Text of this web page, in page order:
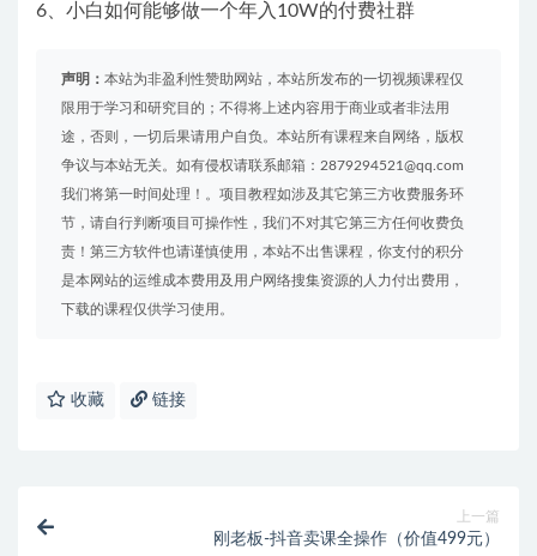
6、小白如何能够做一个年入10W的付费社群
声明： 本站为非盈利性赞助网站，本站所发布的一切视频课程仅
限用于学习和研究目的；不得将上述内容用于商业或者非法用
途，否则，一切后果请用户自负。本站所有课程来自网络，版权
争议与本站无关。如有侵权请联系邮箱：2879294521@qq.com
我们将第一时间处理！。项目教程如涉及其它第三方收费服务环
节，请自行判断项目可操作性，我们不对其它第三方任何收费负
责！第三方软件也请谨慎使用，本站不出售课程，你支付的积分
是本网站的运维成本费用及用户网络搜集资源的人力付出费用，
下载的课程仅供学习使用。
收藏 链接
上一篇
刚老板-抖音卖课全操作（价值499元）